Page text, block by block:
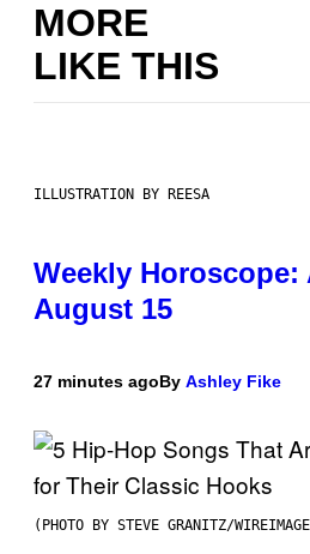
MORE
LIKE THIS
ILLUSTRATION BY REESA
Weekly Horoscope:
August 15
27 minutes agoBy Ashley Fike
(PHOTO BY STEVE GRANITZ/